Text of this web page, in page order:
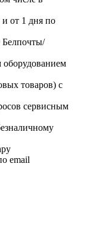
от 1 дня по
Белпочты/
оборудованием
товаров) с
сервисным
email